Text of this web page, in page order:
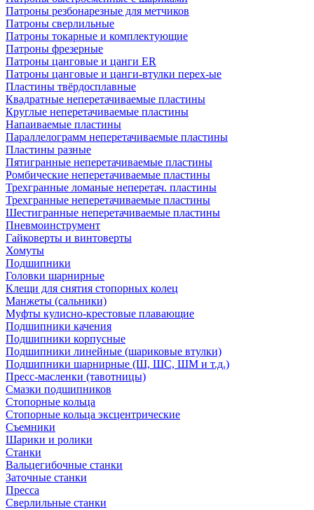
Патроны резбонарезные для метчиков
Патроны сверлильные
Патроны токарные и комплектующие
Патроны фрезерные
Патроны цанговые и цанги ER
Патроны цанговые и цанги-втулки перех-ые
Пластины твёрдосплавные
Квадратные неперетачиваемые пластины
Круглые неперетачиваемые пластины
Напаиваемые пластины
Параллелограмм неперетачиваемые пластины
Пластины разные
Пятигранные неперетачиваемые пластины
Ромбические неперетачиваемые пластины
Трехгранные ломаные неперетач. пластины
Трехгранные неперетачиваемые пластины
Шестигранные неперетачиваемые пластины
Пневмоинструмент
Гайковерты и винтоверты
Хомуты
Подшипники
Головки шарнирные
Клещи для снятия стопорных колец
Манжеты (сальники)
Муфты кулисно-крестовые плавающие
Подшипники качения
Подшипники корпусные
Подшипники линейные (шариковые втулки)
Подшипники шарнирные (Ш, ШС, ШМ и т.д.)
Пресс-масленки (тавотницы)
Смазки подшипников
Стопорные кольца
Стопорные кольца эксцентрические
Съемники
Шарики и ролики
Станки
Вальцегибочные станки
Заточные станки
Пресса
Сверлильные станки